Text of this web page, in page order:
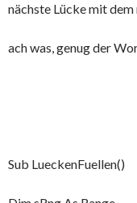
nächste Lücke mit
ach was, genug der
Sub LueckenFuellen()